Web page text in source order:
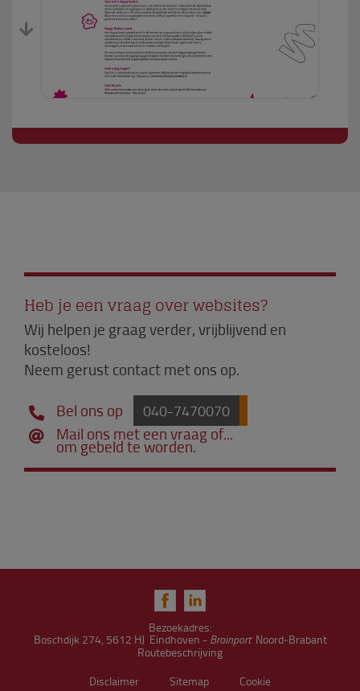
Heb je een vraag over websites?
Wij helpen je graag verder, vrijblijvend en
kosteloos!
Neem gerust contact met ons op.
Bel ons op 040-7470070
Mail ons met een vraag of...
om gebeld te worden.
Bezoekadres:
Boschdijk 274, 5612 HJ Eindhoven - BrainportNoord‑Brabant
Routebeschrijving
Disclaimer
Sitemap Cookie